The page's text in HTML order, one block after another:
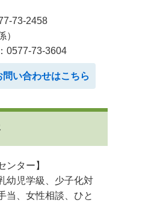
73-2458
）
0577-73-3604
問い合わせはこちら
ンター】
幼児学級、少子化対
当、女性相談、ひと